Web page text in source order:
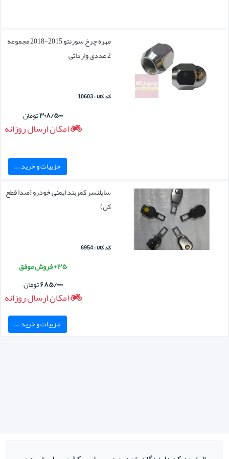
مهره چرخ سورنتو 2015-2018 مجموعه
2 عددی وارداتی
کد کالا : 10603
۳۰۸/۵۰۰تومان
امکان ارسال روزانه
جزییات و خرید ...
سایلنسر کمربند ایمنی خودرو (صدا قطع
کن)
کد کالا : 6954
۳۵+ فروش موفق
۶۸۵/۰۰۰تومان
امکان ارسال روزانه
جزییات و خرید ...